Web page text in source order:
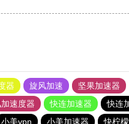
器 旋风加速
坚果加速器
速度器 快连加速器
快连
小美vpn 小美加速器 快柠檬